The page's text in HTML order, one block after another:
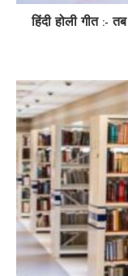
हिंदी होली गीत :-